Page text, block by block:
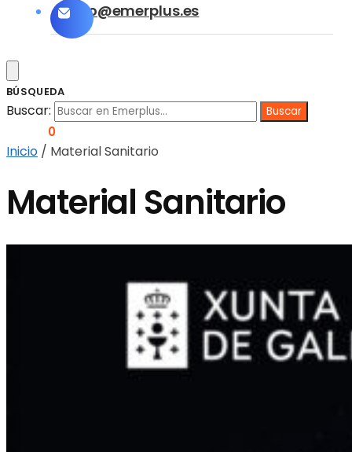
info@emerplus.es
BÚSQUEDA
Buscar:
0
Inicio / Material Sanitario
Material Sanitario